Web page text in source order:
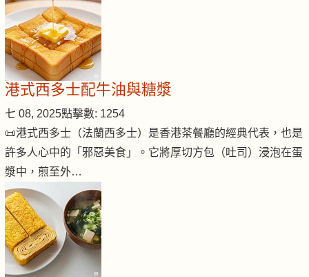
港式西多士配牛油與糖漿
七 08, 2025點擊數: 1254
📜港式西多士（法蘭西多士）是香港茶餐廳的經典代表，也是
許多人心中的「邪惡美食」。它將厚切方包（吐司）浸泡在蛋
漿中，煎至外…